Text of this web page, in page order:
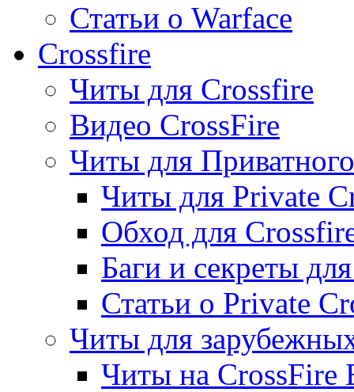
Статьи о Warface
Crossfire
Читы для Crossfire
Видео CrossFire
Читы для
Читы для Private
Обход для
Баги и секреты
Статьи о Private
Читы для
Читы на CrossFire